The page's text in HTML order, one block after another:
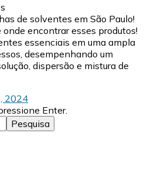
de solventes em São Paulo!
encontrar esses produtos!
essenciais em uma ampla
desempenhando um
dispersão e mistura de
2024
Enter.